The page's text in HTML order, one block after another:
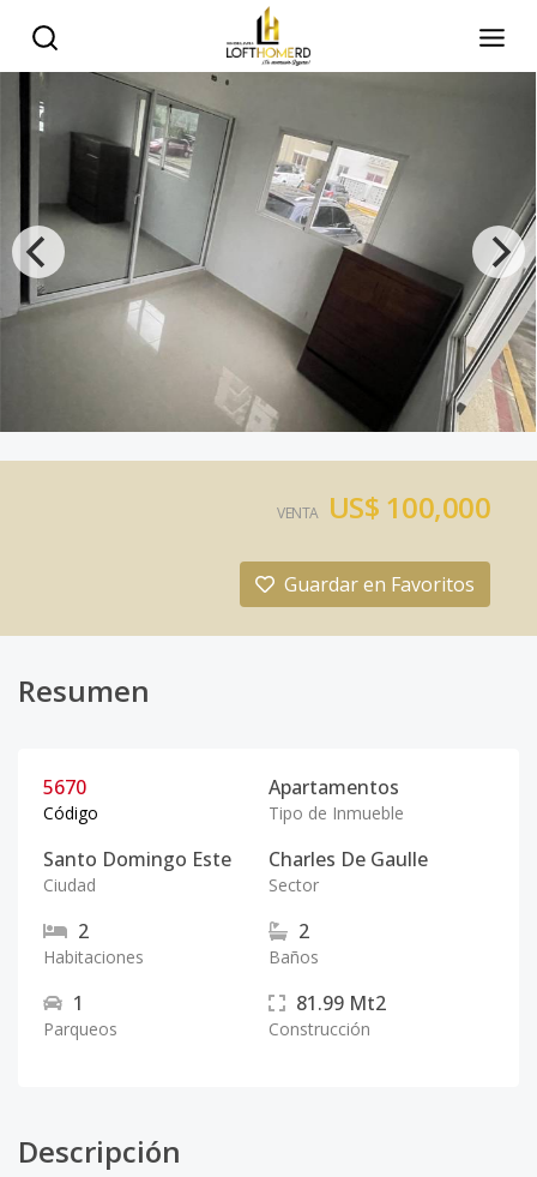
VENTA US$ 100,000
Guardar en Favoritos
Resumen
5670
Código
Apartamentos
Tipo de Inmueble
Santo Domingo Este
Ciudad
Charles De Gaulle
Sector
2
Habitaciones
2
Baños
1
Parqueos
81.99 Mt2
Construcción
Descripción